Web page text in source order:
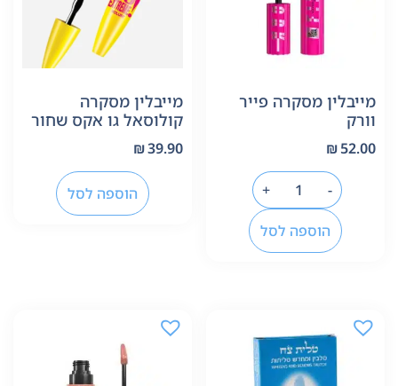
מייבלין מסקרה פייר
וורק
₪52.00
-
+
הוספה לסל
מייבלין מסקרה
קולוסאל גו אקס שחור
₪39.90
הוספה לסל